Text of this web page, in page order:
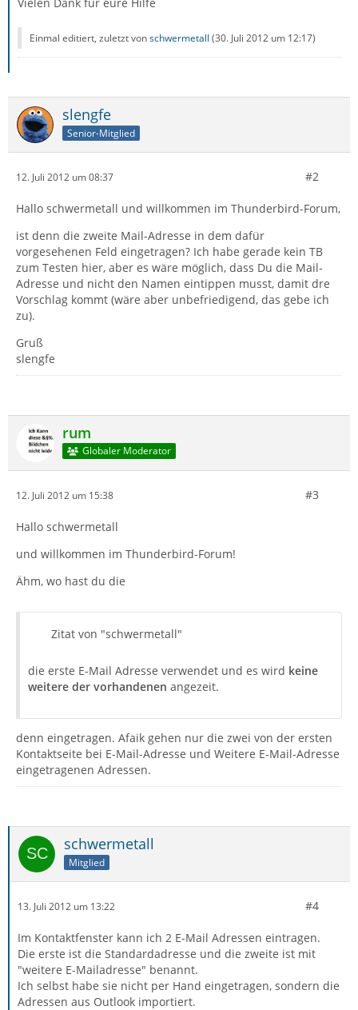
Einmal editiert, zuletzt vonschwermetall (30. Juli 2012 um 12:17)
slengfe
Senior-Mitglied
12. Juli 2012 um 08:37 #2
Hallo schwermetall und willkommen im Thunderbird-Forum,
ist denn die zweite Mail-Adresse in dem dafür
vorgesehenen Feld eingetragen? Ich habe gerade kein TB
zum Testen hier, aber es wäre möglich, dass Du die Mail-
Adresse und nicht den Namen eintippen musst, damit dre
Vorschlag kommt (wäre aber unbefriedigend, das gebe ich
zu).
Gruß
slengfe
rum
Globaler Moderator
12. Juli 2012 um 15:38 #3
Hallo schwermetall
und willkommen im Thunderbird-Forum!
Ähm, wo hast du die
Zitat von "schwermetall"
die erste E-Mail Adresse verwendet und es wird keine
weitere der vorhandenen angezeit.
denn eingetragen. Afaik gehen nur die zwei von der ersten
Kontaktseite bei E-Mail-Adresse und Weitere E-Mail-Adresse
eingetragenen Adressen.
schwermetall
Mitglied
13. Juli 2012 um 13:22 #4
Im Kontaktfenster kann ich 2 E-Mail Adressen eintragen.
Die erste ist die Standardadresse und die zweite ist mit
"weitere E-Mailadresse" benannt.
Ich selbst habe sie nicht per Hand eingetragen, sondern die
Adressen aus Outlook importiert.